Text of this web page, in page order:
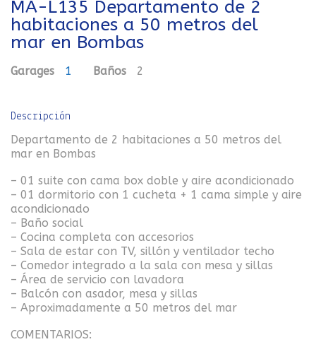
MA-L135 Departamento de 2
habitaciones a 50 metros del
mar en Bombas
Garages 1 Baños 2
Descripción
Departamento de 2 habitaciones a 50 metros del
mar en Bombas
– 01 suite con cama box doble y aire acondicionado
– 01 dormitorio con 1 cucheta + 1 cama simple y aire
acondicionado
– Baño social
– Cocina completa con accesorios
– Sala de estar con TV, sillón y ventilador techo
– Comedor integrado a la sala con mesa y sillas
– Área de servicio con lavadora
– Balcón con asador, mesa y sillas
– Aproximadamente a 50 metros del mar
COMENTARIOS: